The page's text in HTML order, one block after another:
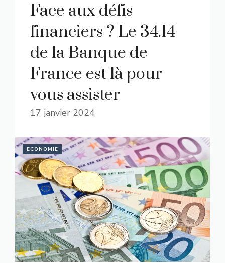
Face aux défis
financiers ? Le 34.14
de la Banque de
France est là pour
vous assister
17 janvier 2024
ECONOMIE